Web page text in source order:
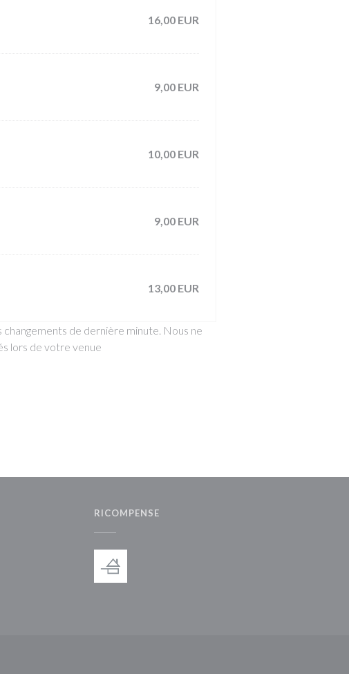
16,00 EUR
9,00 EUR
10,00 EUR
9,00 EUR
13,00 EUR
de dernière minute. Nous ne
lors de votre venue
finestra))
una nuova finestra))
RICOMPENSE